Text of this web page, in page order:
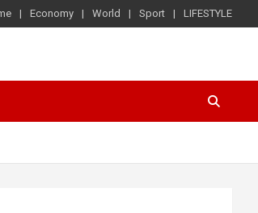
Economy World Sport LIFESTYLE